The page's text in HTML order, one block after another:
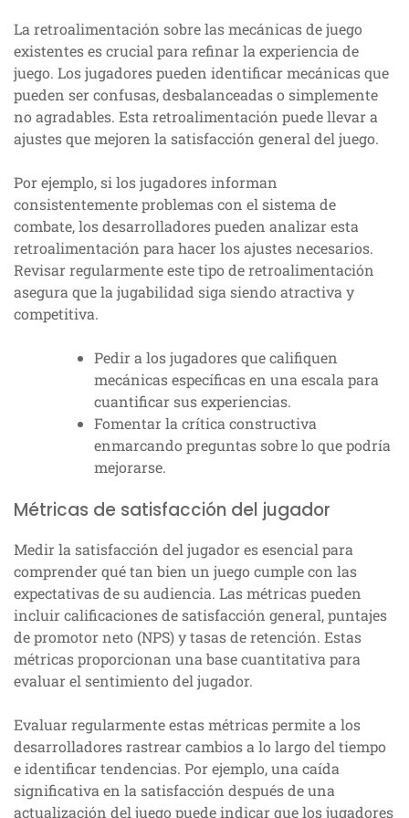
La retroalimentación sobre las mecánicas de juego
existentes es crucial para refinar la experiencia de
juego. Los jugadores pueden identificar mecánicas que
pueden ser confusas, desbalanceadas o simplemente
no agradables. Esta retroalimentación puede llevar a
ajustes que mejoren la satisfacción general del juego.
Por ejemplo, si los jugadores informan
consistentemente problemas con el sistema de
combate, los desarrolladores pueden analizar esta
retroalimentación para hacer los ajustes necesarios.
Revisar regularmente este tipo de retroalimentación
asegura que la jugabilidad siga siendo atractiva y
competitiva.
Pedir a los jugadores que califiquen
mecánicas específicas en una escala para
cuantificar sus experiencias.
Fomentar la crítica constructiva
enmarcando preguntas sobre lo que podría
mejorarse.
Métricas de satisfacción del jugador
Medir la satisfacción del jugador es esencial para
comprender qué tan bien un juego cumple con las
expectativas de su audiencia. Las métricas pueden
incluir calificaciones de satisfacción general, puntajes
de promotor neto (NPS) y tasas de retención. Estas
métricas proporcionan una base cuantitativa para
evaluar el sentimiento del jugador.
Evaluar regularmente estas métricas permite a los
desarrolladores rastrear cambios a lo largo del tiempo
e identificar tendencias. Por ejemplo, una caída
significativa en la satisfacción después de una
actualización del juego puede indicar que los jugadores